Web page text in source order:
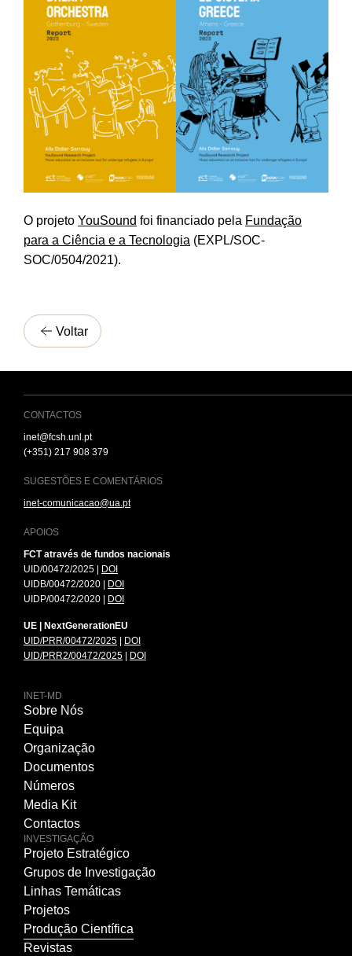
O projeto YouSound foi financiado pela Fundação
para a Ciência e a Tecnologia (EXPL/SOC-
SOC/0504/2021).
Voltar
CONTACTOS
inet@fcsh.unl.pt
(+351) 217 908 379
SUGESTÕES E COMENTÁRIOS
inet-comunicacao@ua.pt
APOIOS
FCT através de fundos nacionais
UID/00472/2025 |
DOI
UIDB/00472/2020 |
DOI
UIDP/00472/2020 |
DOI
UE | NextGenerationEU
UID/PRR/00472/2025
DOI
UID/PRR2/00472/2025
DOI
INET-MD
Sobre Nós
Equipa
Organização
Documentos
Números
Media Kit
Contactos
INVESTIGAÇÃO
Projeto Estratégico
Grupos de Investigação
Linhas Temáticas
Projetos
Produção Científica
Revistas